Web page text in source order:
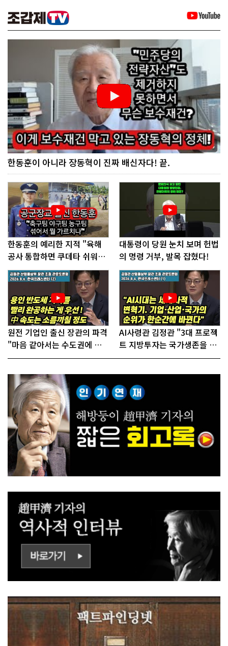
한동훈이 아니라 장동혁이 진짜 배신자다! 끝.
한동훈의 예리한 지적 "육해
공사 통합하면 쿠데타 쉬워진
다"
대통령이 당원 눈치 보며 헌법
의 명령 거부, 발목 잡혔다!
원전 기업인 출신 장관의 파격
"마음 같아서는 수도권에 원
전 짓고싶다"
AI사령관 김정관 "3대 프로젝
트 지방투자는 국가생존을 건
대전략"